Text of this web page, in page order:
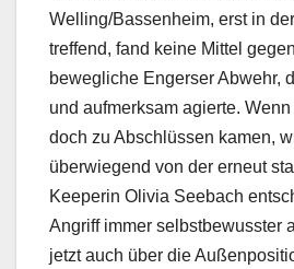
Welling/Bassenheim, erst in
treffend, fand keine Mittel
bewegliche Engerser Abwehr,
und aufmerksam agierte.
doch zu Abschlüssen kamen,
überwiegend von der erneut
Keeperin Olivia Seebach
Angriff immer selbstbewusster
jetzt auch über die